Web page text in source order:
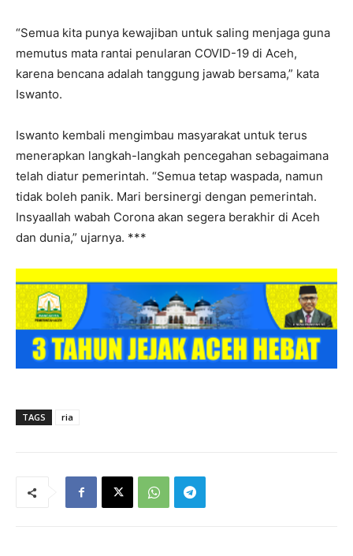
“Semua kita punya kewajiban untuk saling menjaga guna
memutus mata rantai penularan COVID-19 di Aceh,
karena bencana adalah tanggung jawab bersama,” kata
Iswanto.
Iswanto kembali mengimbau masyarakat untuk terus
menerapkan langkah-langkah pencegahan sebagaimana
telah diatur pemerintah. “Semua tetap waspada, namun
tidak boleh panik. Mari bersinergi dengan pemerintah.
Insyaallah wabah Corona akan segera berakhir di Aceh
dan dunia,” ujarnya. ***
TAGS ria